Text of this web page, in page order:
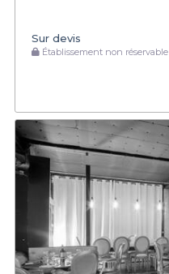
Sur devis
Établissement non réservable